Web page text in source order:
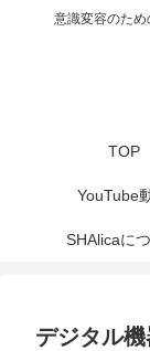
意識変容のた
TOP
YouTube
SHAlicaに
デジタル